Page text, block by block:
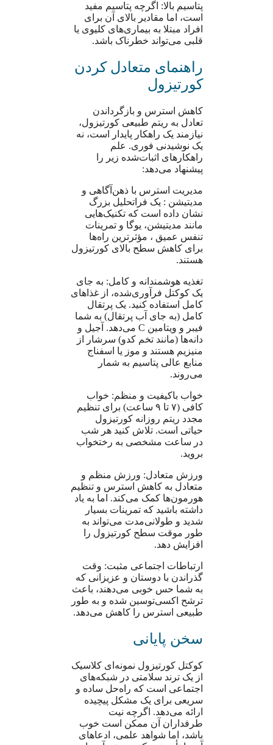
پتاسیم بالا: اگرچه پتاسیم مفید
است، اما مقادیر بالای آن برای
افراد مبتلا به بیماری‌های کلیوی یا
قلبی می‌تواند خطرناک باشد.
راهنمای متعادل کردن
کورتیزول
کاهش استرس و بازگرداندن
تعادل به ریتم طبیعی کورتیزول،
نیازمند یک راهکار پایدار است، نه
یک نوشیدنی فوری. علم
راهکارهای اثبات‌شده زیر را
پیشنهاد می‌دهد:
مدیریت استرس با ذهن‌آگاهی و
مدیتیشن : یک فراتحلیل بزرگ
نشان داده است که تکنیک‌هایی
مانند مدیتیشن، یوگا و تمرینات
تنفس عمیق ، مؤثرترین راه‌ها
برای کاهش سطح بالای کورتیزول
هستند.
تغذیه هوشمندانه و کامل: به جای
یک کوکتل فرآوری‌شده، از غذاهای
کامل استفاده کنید. یک پرتقال
کامل (به جای آب پرتقال) به شما
فیبر و ویتامین C می‌دهد. آجیل و
دانه‌ها (مانند تخم کدو) سرشار از
منیزیم هستند و موز یا اسفناج
منابع عالی پتاسیم به شمار
می‌روند.
خواب باکیفیت و منظم: خواب
کافی (۷ تا ۹ ساعت) برای تنظیم
مجدد ریتم روزانه کورتیزول
حیاتی است. تلاش کنید هر شب
در ساعت مشخصی به رختخواب
بروید.
ورزش متعادل: ورزش منظم و
متعادل به کاهش استرس و تنظیم
هورمون‌ها کمک می‌کند. اما به یاد
داشته باشید که تمرینات بسیار
شدید و طولانی‌مدت می‌تواند به
طور موقت سطح کورتیزول را
افزایش دهد.
ارتباطات اجتماعی مثبت: وقت
گذراندن با دوستان و عزیزانی که
به شما حس خوبی می‌دهند، باعث
ترشح اکسی‌توسین شده و به طور
طبیعی استرس را کاهش می‌دهد.
سخن پایانی
کوکتل کورتیزول نمونه‌ای کلاسیک
از یک ترند سلامتی در شبکه‌های
اجتماعی است که راه‌حل ساده و
سریعی برای یک مشکل پیچیده
ارائه می‌دهد. اگرچه نیت
طرفداران آن ممکن است خوب
باشد، اما شواهد علمی، ادعاهای